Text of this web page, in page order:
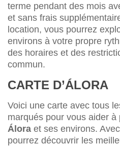
terme pendant des mois
et sans frais
location, vous pourrez
environs à votre propre
des horaires et des
commun.
CARTE D’ÁLORA
Voici une carte avec tous
marqués pour vous aider à
Álora et ses environs.
pourrez découvrir les